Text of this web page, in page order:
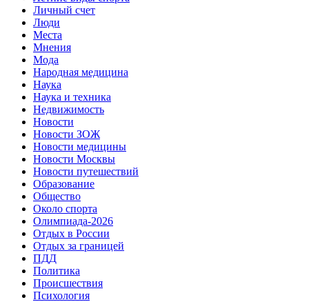
Личный счет
Люди
Места
Мнения
Мода
Народная медицина
Наука
Наука и техника
Недвижимость
Новости
Новости ЗОЖ
Новости медицины
Новости Москвы
Новости путешествий
Образование
Общество
Около спорта
Олимпиада-2026
Отдых в России
Отдых за границей
ПДД
Политика
Происшествия
Психология